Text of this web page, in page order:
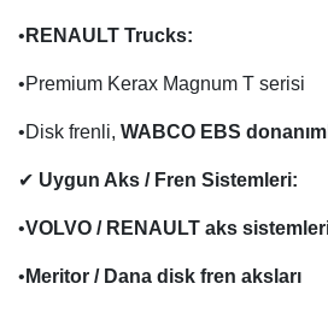
• RENAULT Trucks:
•Premium Kerax Magnum T serisi
•Disk frenli, WABCO EBS
✔ Uygun Aks / Fren Sistemleri:
•VOLVO / RENAULT aks
• Meritor / Dana disk fren aksları